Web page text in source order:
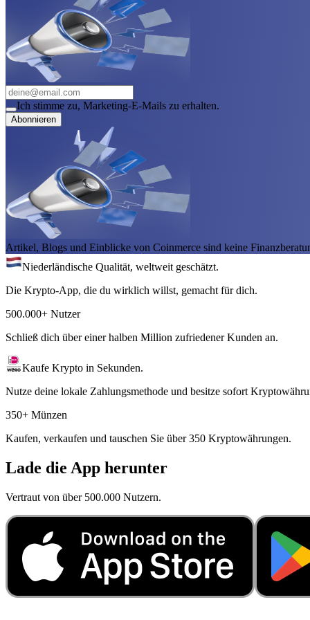
Ich stimme zu, Marketing-E-Mails zu erhalten.
Abonnieren
Artikel, Blogs und Einblicke von Coinmerce sind keine
Niederländische Qualität, weltweit geschätzt.
Die Krypto-App, die du wirklich willst, gemacht für dich.
500.000+ Nutzer
Schließ dich über einer halben Million zufriedener Kunden an.
Kaufe Krypto in Sekunden.
Nutze deine lokale Zahlungsmethode und besitze sofort
350+ Münzen
Kaufen, verkaufen und tauschen Sie über 350 Kryptowährungen.
Lade die App herunter
Vertraut von über 500.000 Nutzern.